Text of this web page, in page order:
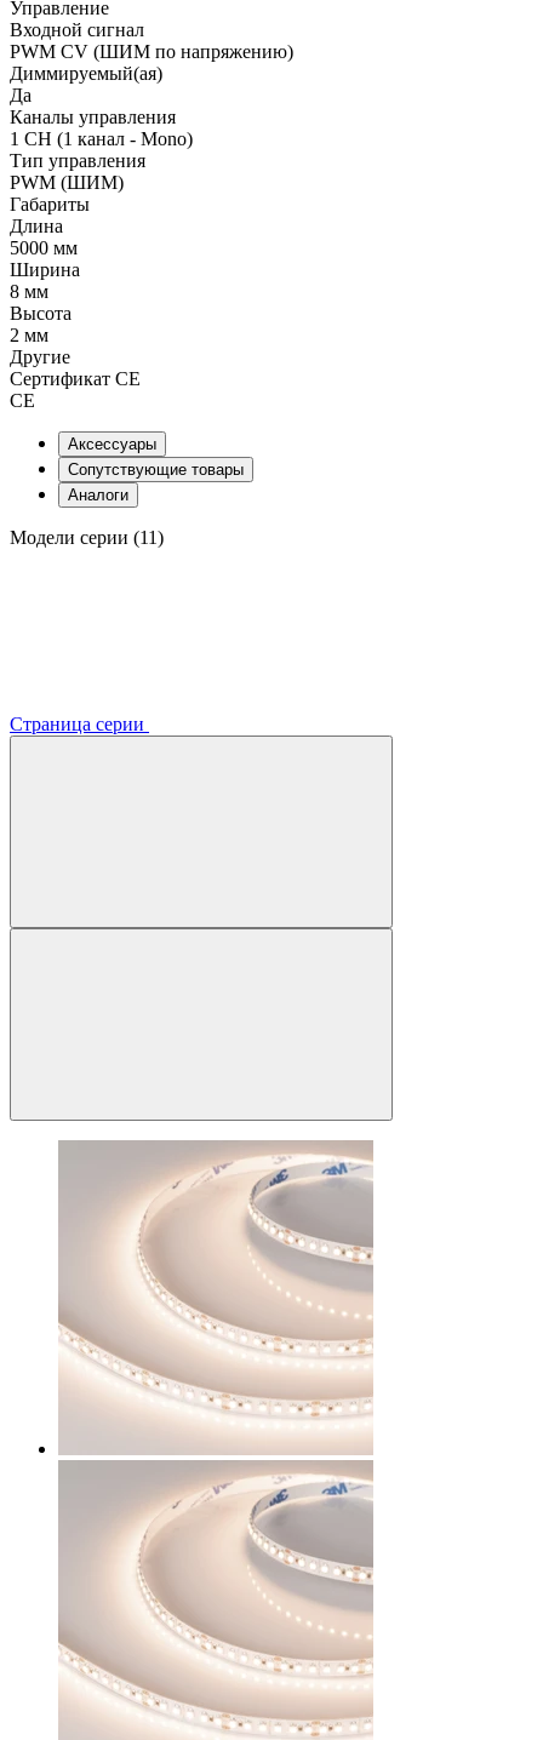
Управление
Входной сигнал
PWM СV (ШИМ по напряжению)
Диммируемый(ая)
Да
Каналы управления
1 CH (1 канал - Mono)
Тип управления
PWM (ШИМ)
Габариты
Длина
5000 мм
Ширина
8 мм
Высота
2 мм
Другие
Сертификат CE
CE
Аксессуары
Сопутствующие товары
Аналоги
Модели серии (11)
Страница серии